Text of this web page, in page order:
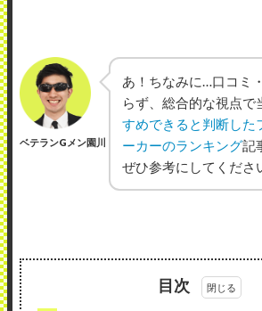
ベテランGメン園川
あ！ちなみに…口コミ
らず、総合的な視点で
すめできると判断した
ーカーのランキング記
ぜひ参考にしてくださ
目次